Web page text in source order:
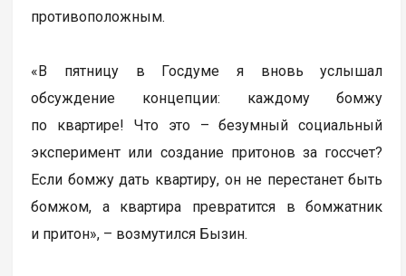
противоположным.
«В пятницу в Госдуме я вновь услышал
обсуждение концепции: каждому бомжу
по квартире! Что это – безумный социальный
эксперимент или создание притонов за госсчет?
Если бомжу дать квартиру, он не перестанет быть
бомжом, а квартира превратится в бомжатник
и притон», – возмутился Бызин.